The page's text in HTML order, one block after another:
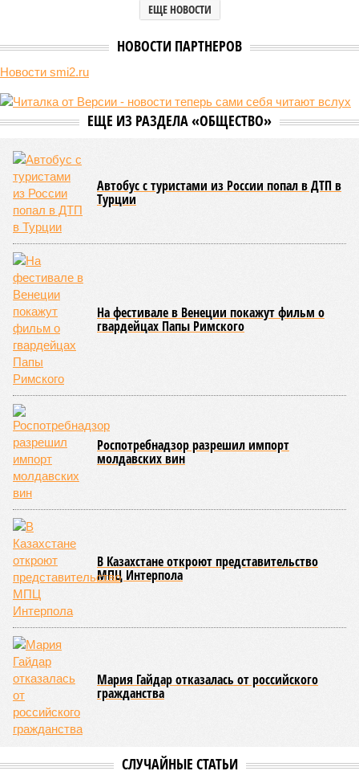
ЕЩЕ НОВОСТИ
НОВОСТИ ПАРТНЕРОВ
Новости smi2.ru
ЕЩЕ ИЗ РАЗДЕЛА «ОБЩЕСТВО»
Автобус с туристами из России попал в ДТП в
Турции
На фестивале в Венеции покажут фильм о
гвардейцах Папы Римского
Роспотребнадзор разрешил импорт
молдавских вин
В Казахстане откроют представительство
МПЦ Интерпола
Мария Гайдар отказалась от российского
гражданства
СЛУЧАЙНЫЕ СТАТЬИ